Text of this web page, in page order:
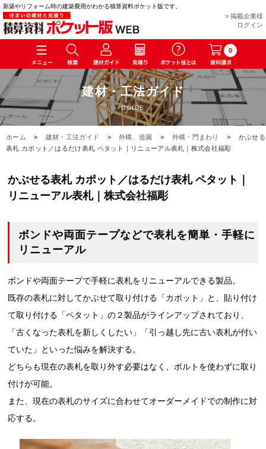
新築やリフォーム時の建築費用がわかる積算資料ポケット版です。
> 掲載企業様
ログイン
0
建材・工法ガイド
GUIDE
ホーム > 建材・工法ガイド > 外構、造園 > 外構・門まわり >
かぶせる
表札 カポット／はるだけ表札 ペタット｜リニューアル表札｜株式会社福彫
かぶせる表札 カポット／はるだけ表札 ペタット｜
リニューアル表札｜株式会社福彫
ボンドや両面テープなどで表札を簡単・手軽に
リニューアル
ボンドや両面テープで手軽に表札をリニューアルできる製品。
既存の表札に対してかぶせて取り付ける「カポット」と、貼り付け
て取り付ける「ペタット」の２製品がラインアップされており、
「古くなった表札を新しくしたい」「引っ越し先に古い表札が付い
ていた」といった悩みを解決する。
どちらも現在の表札を取り外す必要はなく、ボルトを使わずに取り
付けが可能。
また、現在の表札のサイズに合わせてオーダーメイドでの制作に対
応する。